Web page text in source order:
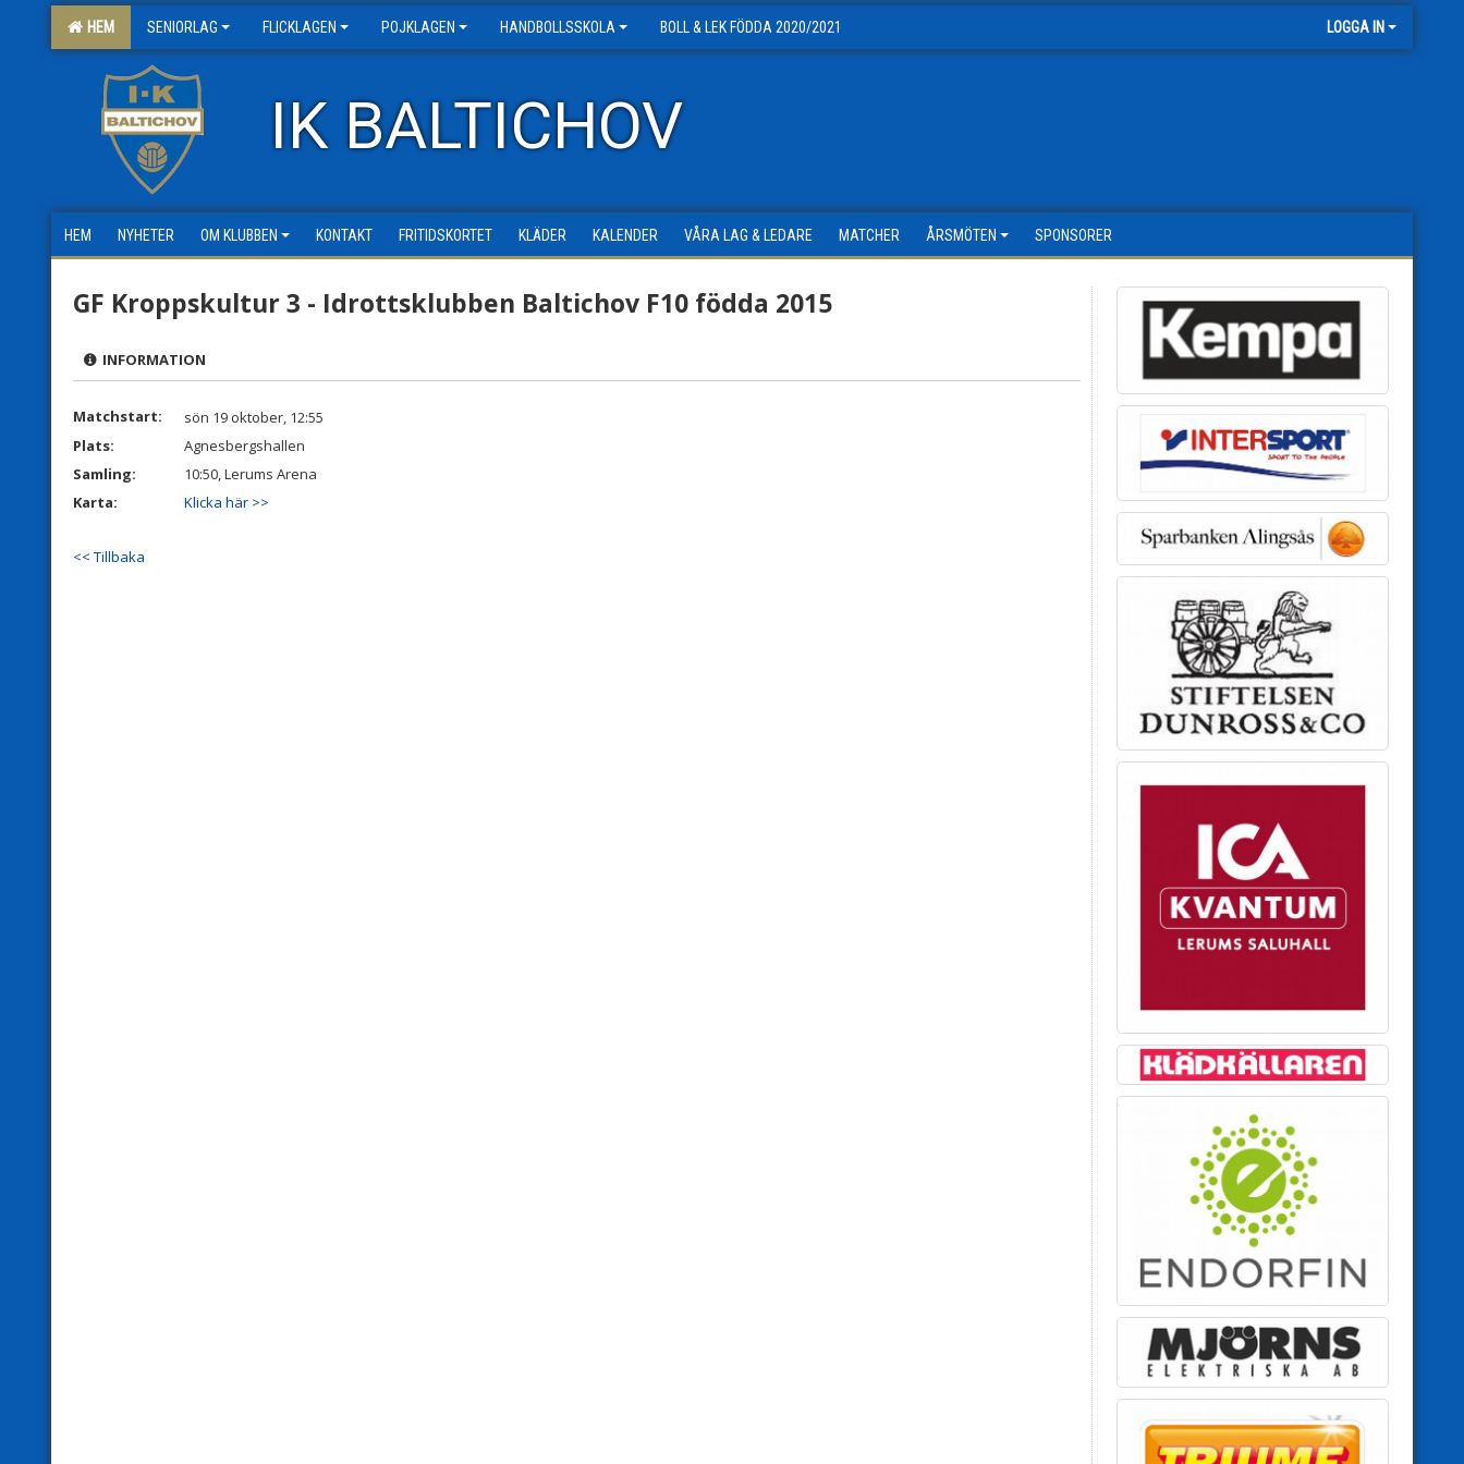
HEM SENIORLAG FLICKLAGEN POJKLAGEN HANDBOLLSSKOLA BOLL & LEK FÖDDA 2020/2021 LOGGA IN
IK BALTICHOV
HEM NYHETER OM KLUBBEN KONTAKT FRITIDSKORTET KLÄDER KALENDER VÅRA LAG & LEDARE MATCHER ÅRSMÖTEN SPONSORER
GF Kroppskultur 3 - Idrottsklubben Baltichov F10 födda 2015
INFORMATION
Matchstart:
sön 19 oktober, 12:55
Plats:
Agnesbergshallen
Samling:
10:50, Lerums Arena
Karta:
Klicka här >>
<< Tillbaka